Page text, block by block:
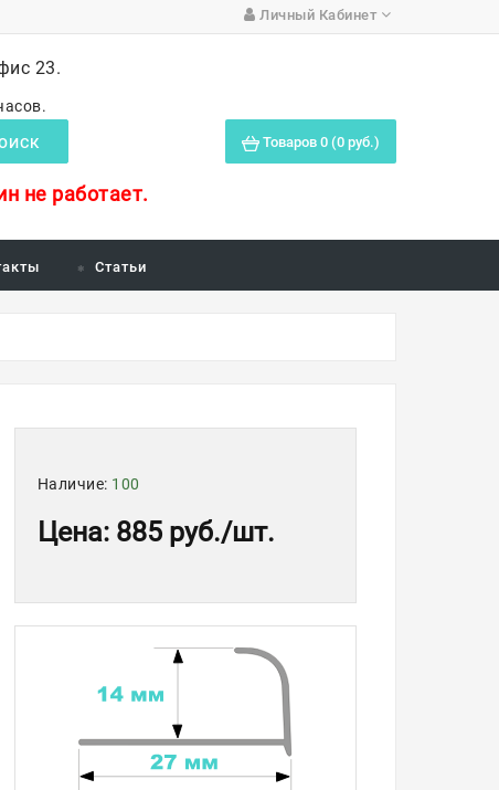
Личный Кабинет
23.
Товаров 0 (0 руб.)
не работает.
Статьи
Наличие: 100
Цена: 885 руб./шт.